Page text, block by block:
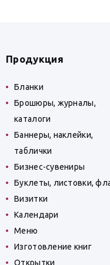
Продукция
Бланки
Брошюры, журналы,
каталоги
Баннеры, наклейки,
таблички
Бизнес-сувениры
Буклеты, листовки,
Визитки
Календари
Меню
Изготовление книг
Открытки